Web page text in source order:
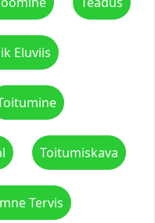
Eluviis
Toitumiskava
Tervis